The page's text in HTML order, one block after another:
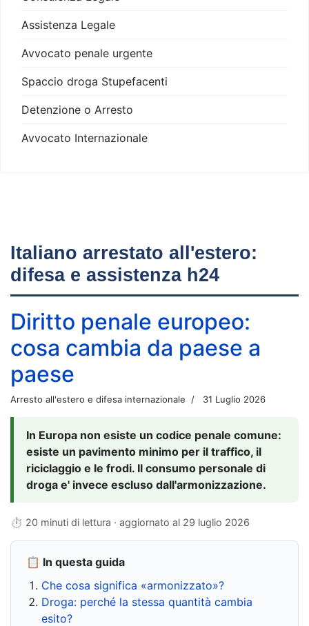
Assistenza Legale
Avvocato penale urgente
Spaccio droga Stupefacenti
Detenzione o Arresto
Avvocato Internazionale
Italiano arrestato all'estero:
difesa e assistenza h24
Diritto penale europeo:
cosa cambia da paese a
paese
Arresto all'estero e difesa internazionale 31 Luglio 2026
In Europa non esiste un codice penale comune:
esiste un pavimento minimo per il traffico, il
riciclaggio e le frodi. Il consumo personale di
droga e' invece escluso dall'armonizzazione.
⏱ 20 minuti di lettura · aggiornato al 29 luglio 2026
📋 In questa guida
Che cosa significa «armonizzato»?
Droga: perché la stessa quantità cambia
esito?